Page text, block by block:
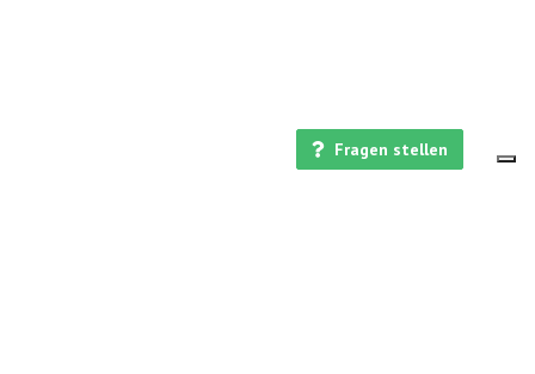
Fragen stellen